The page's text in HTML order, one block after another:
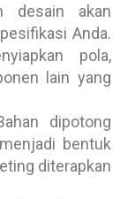
desain akan
Anda.
pola,
lain yang
dipotong
bentuk
diterapkan